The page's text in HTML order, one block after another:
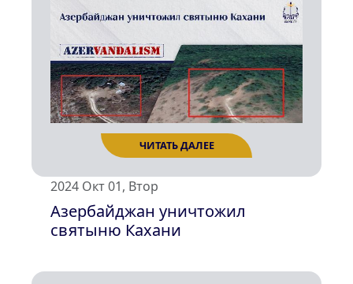
ЧИТАТЬ ДАЛЕЕ
2024 Окт 01, Втор
Азербайджан уничтожил
святыню Кахани